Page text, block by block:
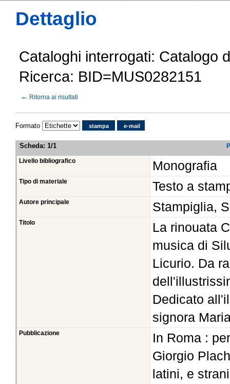
Dettaglio
Cataloghi interrogati: Catalogo
Ricerca: BID=MUS0282151
← Ritorna ai risultati
Formato stampa e-mail
Scheda: 1/1
Livello bibliografico Monografia
Tipo di materiale Testo a
Autore principale Stampiglia,
Titolo
La rinouata
musica di
Licurio. Da
Dedicato
signora
Pubblicazione
In Roma :
Giorgio
latini, e